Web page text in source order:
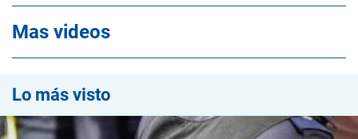
Mas videos
Lo más visto